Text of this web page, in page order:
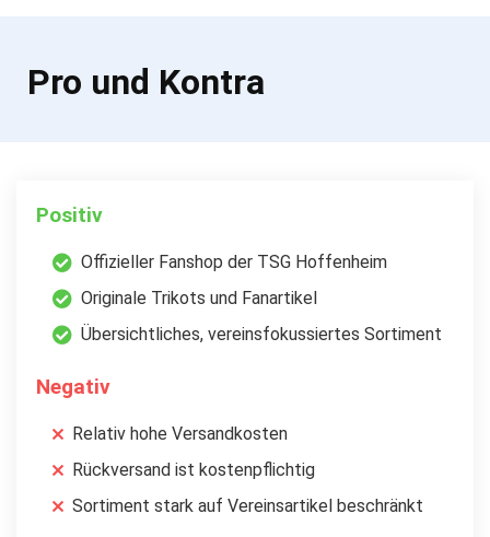
Pro und Kontra
Positiv
Offizieller Fanshop der TSG Hoffenheim
Originale Trikots und Fanartikel
Übersichtliches, vereinsfokussiertes Sortiment
Negativ
Relativ hohe Versandkosten
Rückversand ist kostenpflichtig
Sortiment stark auf Vereinsartikel beschränkt